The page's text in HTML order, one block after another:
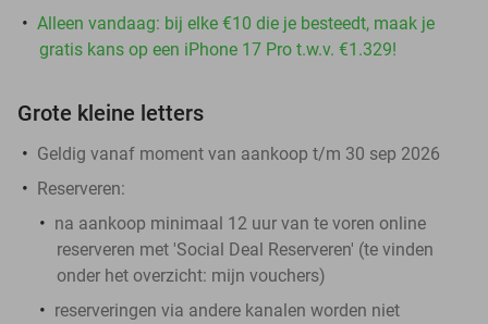
Alleen vandaag: bij elke €10 die je besteedt, maak je
gratis kans op een iPhone 17 Pro t.w.v. €1.329!
Grote kleine letters
Geldig vanaf moment van aankoop t/m 30 sep 2026
Reserveren:
na aankoop minimaal 12 uur van te voren online
reserveren met 'Social Deal Reserveren' (te vinden
onder het overzicht: mijn vouchers)
reserveringen via andere kanalen worden niet